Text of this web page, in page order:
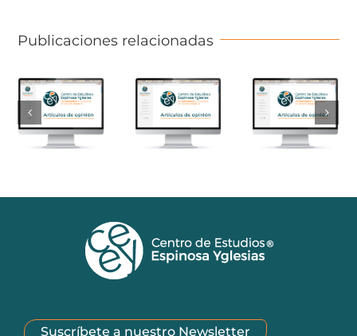
Publicaciones relacionadas
Suscríbete a nuestro Newsletter